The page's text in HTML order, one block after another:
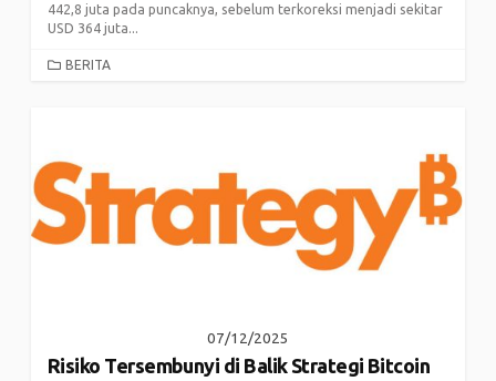
442,8 juta pada puncaknya, sebelum terkoreksi menjadi sekitar
USD 364 juta...
CATEGORIES
BERITA
07/12/2025
Risiko Tersembunyi di Balik Strategi Bitcoin